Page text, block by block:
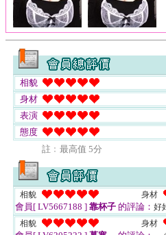
相貌
身材
表演
態度
註﹕最高值 5分
相貌 身材
會員[ LV5667188 ] 靠杯子 的評論： 好
相貌 身材